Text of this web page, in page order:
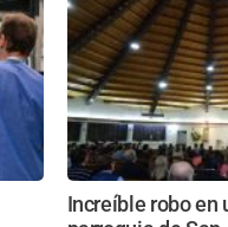
Increíble robo en